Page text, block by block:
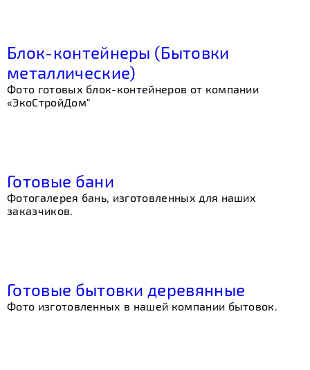
Блок-контейнеры (Бытовки
металлические)
Фото готовых блок-контейнеров от компании
«ЭкоСтройДом"
Готовые бани
Фотогалерея бань, изготовленных для наших
заказчиков.
Готовые бытовки деревянные
Фото изготовленных в нашей компании бытовок.